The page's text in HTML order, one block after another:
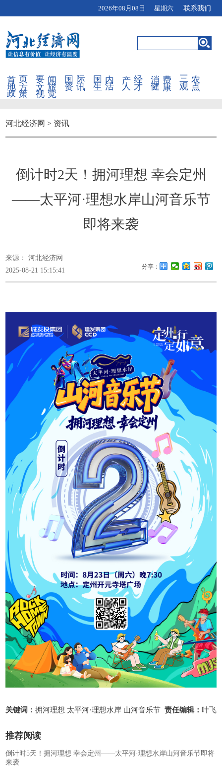
2026年08月08日 星期六 联系我们
地方 文旅 资讯 生活 人才 健康 观点
政策 视觉
河北经济网 > 资讯
倒计时2天！拥河理想 幸会定州
——太平河·理想水岸山河音乐节
即将来袭
来源： 河北经济网
2025-08-21 15:15:41
分享：
关键词：拥河理想 太平河·理想水岸 山河音乐节 责任编辑： 叶飞
推荐阅读
倒计时5天！拥河理想 幸会定州——太平河·理想水岸山河音乐节即将
来袭